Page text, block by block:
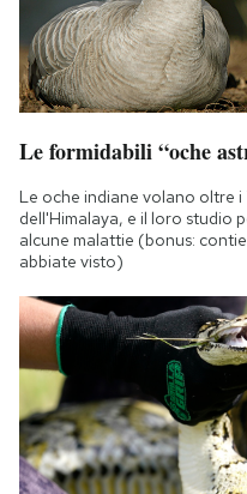
Le formidabili “oche
Le oche indiane volano oltre i
dell'Himalaya, e il loro studio
alcune malattie (bonus:
abbiate visto)